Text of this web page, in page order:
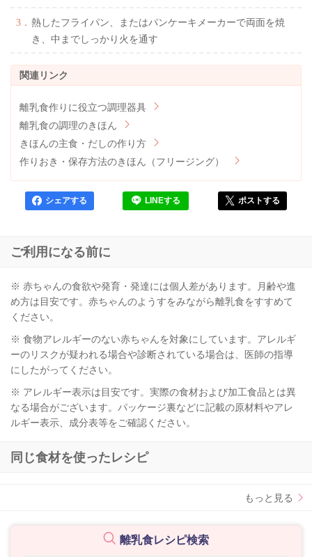
熱したフライパン、またはパンケーキメーカーで両面を焼
き、中までしっかり火を通す
離乳食作りに役立つ調理器具
離乳食の調理のきほん
きほんの主食・だしの作り方
作りおき・保存方法のきほん（フリージング）
シェアする LINEする ポストする
ご利用になる前に
※ 赤ちゃんの食欲や発育・発達には個人差があります。月齢や進
め方は目安です。赤ちゃんのようすをみながら離乳食をすすめて
ください。
※ 食物アレルギーのない赤ちゃんを対象にしています。アレルギ
ーのリスクが疑われる場合や診断されている場合は、医師の指導
にしたがってください。
※ アレルギー表示は目安です。実際の食材および加工食品とは異
なる場合がございます。パッケージ裏などに記載の原材料やアレ
ルギー表示、成分表等をご確認ください。
同じ食材を使ったレシピ
もっと見る
離乳食レシピ検索